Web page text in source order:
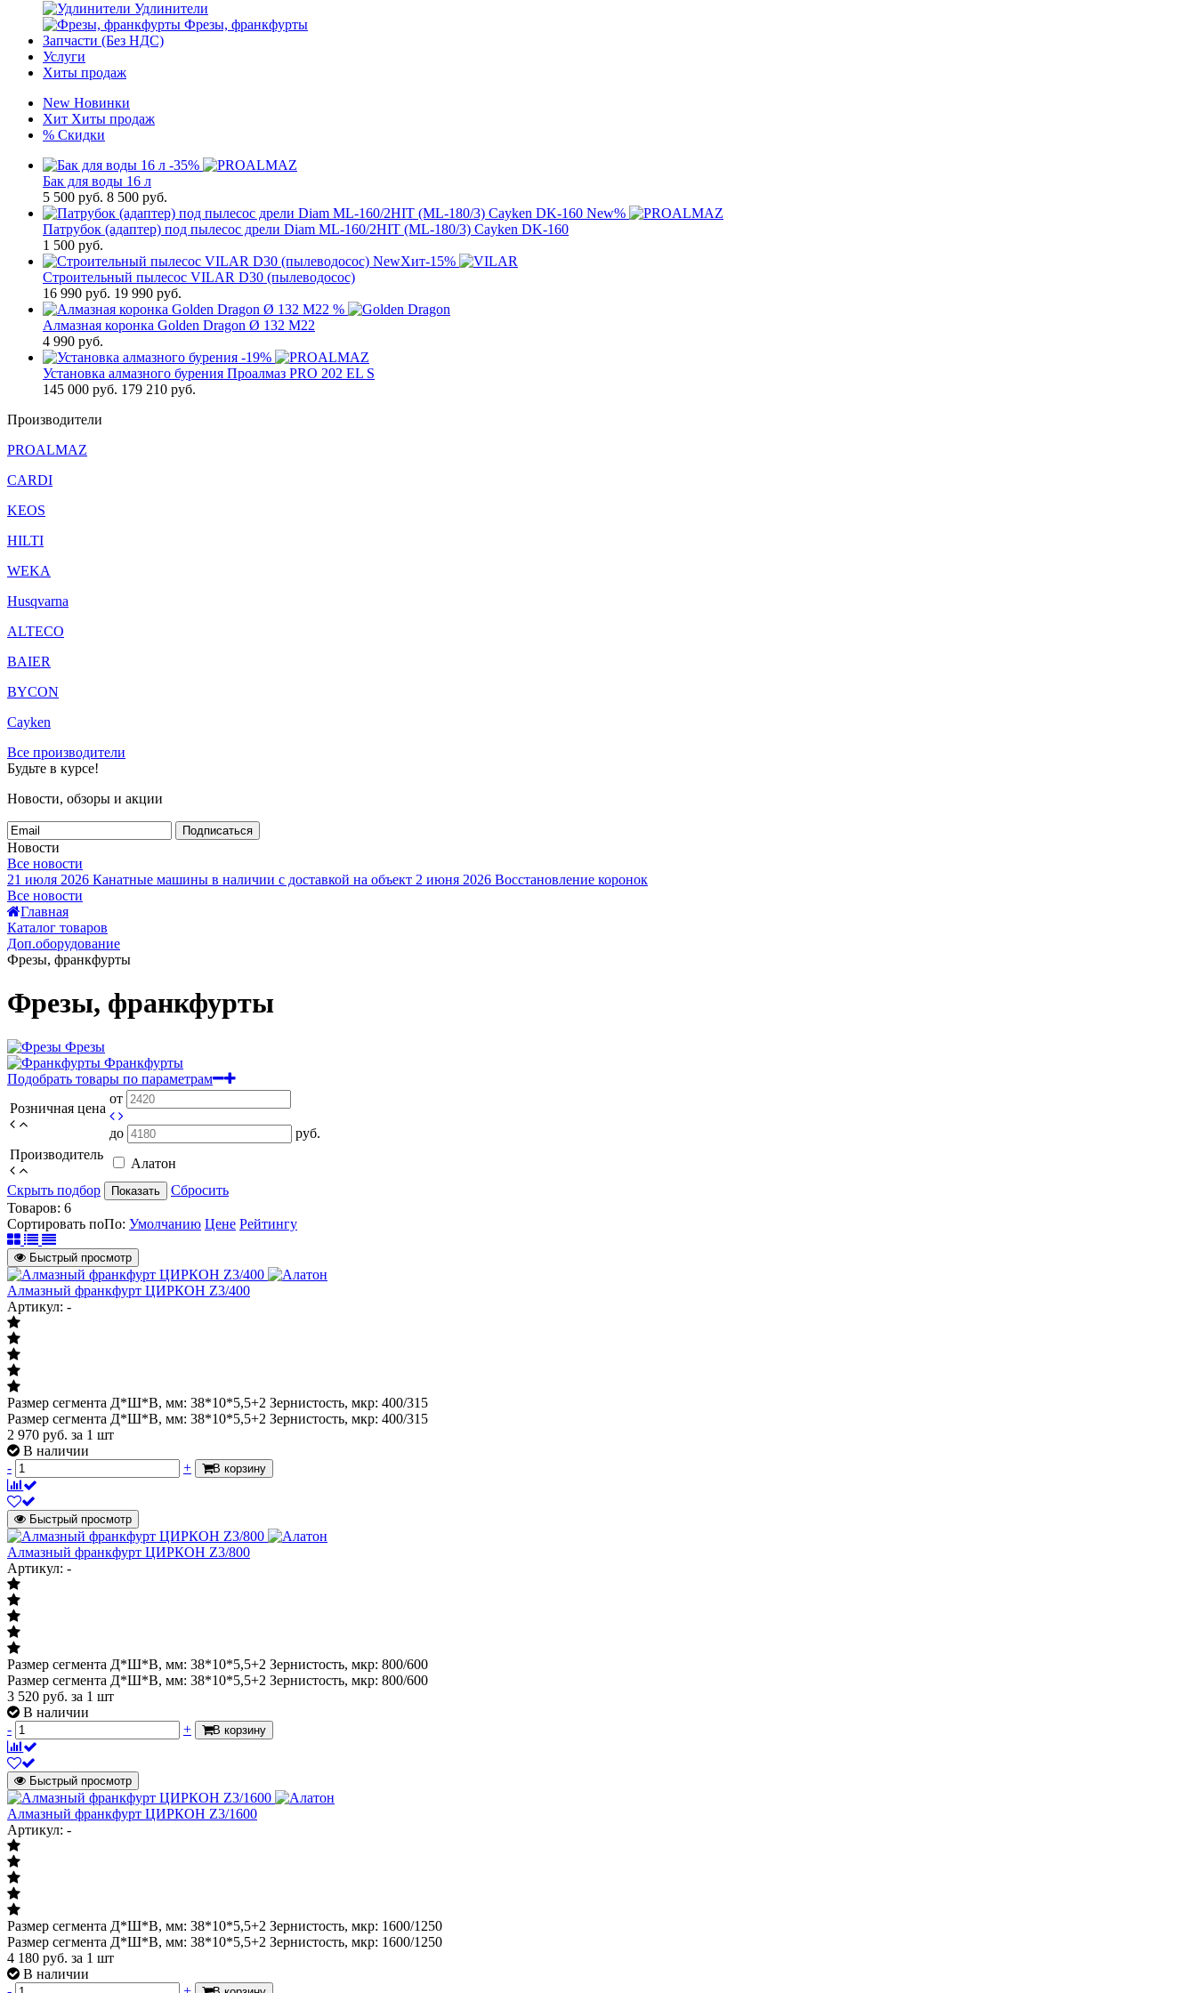
Удлинители
Фрезы, франкфурты
Запчасти (Без НДС)
Услуги
Хиты продаж
New Новинки
Хит Хиты продаж
% Скидки
-35%
Бак для воды 16 л
5 500 руб. 8 500 руб.
New%
Патрубок (адаптер) под пылесос дрели Diam ML-160/2HIT (ML-180/3) Cayken DK-160
1 500 руб.
NewХит-15%
Строительный пылесос VILAR D30 (пылеводосос)
16 990 руб. 19 990 руб.
%
Алмазная коронка Golden Dragon Ø 132 М22
4 990 руб.
-19%
Установка алмазного бурения Проалмаз PRO 202 EL S
145 000 руб. 179 210 руб.
Производители
PROALMAZ
CARDI
KEOS
HILTI
WEKA
Husqvarna
ALTECO
BAIER
BYCON
Cayken
Все производители
Будьте в курсе!
Новости, обзоры и акции
Подписаться
Новости
Все новости
21 июля 2026 Канатные машины в наличии с доставкой на объект 2 июня 2026 Восстановление коронок
Все новости
Главная
Каталог товаров
Доп.оборудование
Фрезы, франкфурты
Фрезы, франкфурты
Фрезы
Франкфурты
Подобрать товары по параметрам
Розничная цена
от
до
руб.
Производитель
Алатон
Скрыть подбор
Показать
Сбросить
Товаров: 6
Сортировать поПо: Умолчанию Цене Рейтингу
Быстрый просмотр
Алмазный франкфурт ЦИРКОН Z3/400
Артикул: -
Размер сегмента Д*Ш*В, мм: 38*10*5,5+2 Зернистость, мкр: 400/315
Размер сегмента Д*Ш*В, мм: 38*10*5,5+2 Зернистость, мкр: 400/315
2 970 руб. за 1 шт
В наличии
-
+ В корзину
Быстрый просмотр
Алмазный франкфурт ЦИРКОН Z3/800
Артикул: -
Размер сегмента Д*Ш*В, мм: 38*10*5,5+2 Зернистость, мкр: 800/600
Размер сегмента Д*Ш*В, мм: 38*10*5,5+2 Зернистость, мкр: 800/600
3 520 руб. за 1 шт
В наличии
-
+ В корзину
Быстрый просмотр
Алмазный франкфурт ЦИРКОН Z3/1600
Артикул: -
Размер сегмента Д*Ш*В, мм: 38*10*5,5+2 Зернистость, мкр: 1600/1250
Размер сегмента Д*Ш*В, мм: 38*10*5,5+2 Зернистость, мкр: 1600/1250
4 180 руб. за 1 шт
В наличии